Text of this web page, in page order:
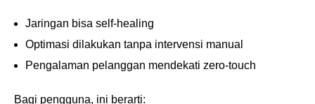
Jaringan bisa self-healing
Optimasi dilakukan tanpa intervensi manual
Pengalaman pelanggan mendekati zero-touch
Bagi pengguna, ini berarti: